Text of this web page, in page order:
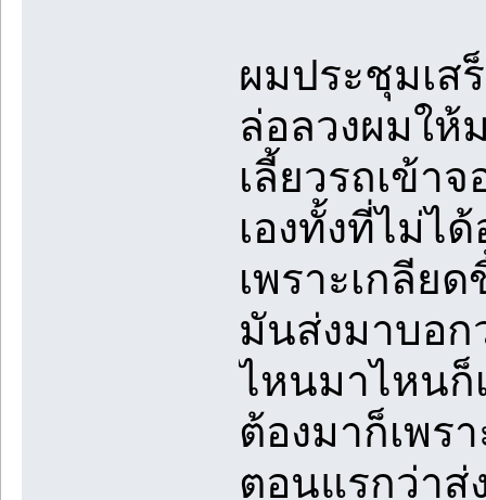
ผมประชุมเส
ล่อลวงผมให้
เลี้ยวรถเข้า
เองทั้งที่ไม่ไ
เพราะเกลีย
มันส่งมาบอก
ไหนมาไหนก็
ต้องมาก็เพร
ตอนแรกว่าส่